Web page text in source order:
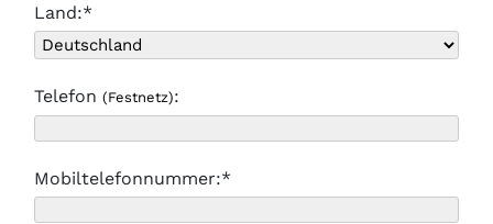
Land:*
Telefon (Festnetz):
Mobiltelefonnummer:*